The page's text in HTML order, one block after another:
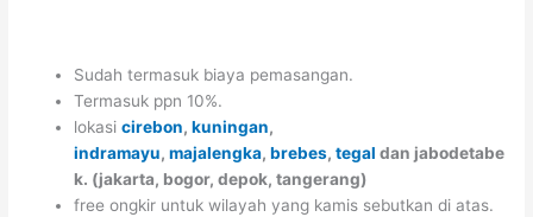
Sudah termasuk biaya pemasangan.
Termasuk ppn 10%.
lokasicirebon,kuningan,
indramayu,majalengka,brebes,tegal dan jabodetabe
k. (jakarta, bogor, depok, tangerang)
free ongkir untuk wilayah yang kamis sebutkan di atas.